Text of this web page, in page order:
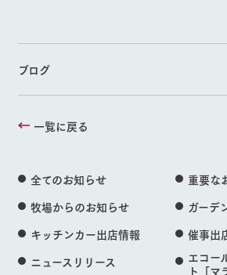
ブログ
一覧に戻る
全てのお知らせ
重要な
牧場からのお知らせ
ガーデ
キッチンカー出店情報
催事出
ニュースリリース
エコー
ト［マ